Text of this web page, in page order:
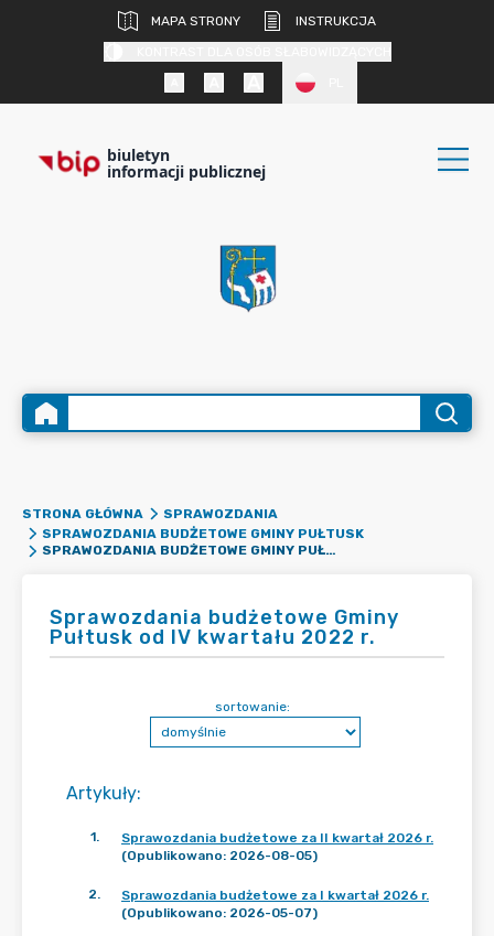
MAPA STRONY
INSTRUKCJA
biuletyn
informacji publicznej
STRONA GŁÓWNA
SPRAWOZDANIA
SPRAWOZDANIA BUDŻETOWE GMINY PUŁTUSK
SPRAWOZDANIA BUDŻETOWE GMINY PUŁTUSK OD IV KWARTAŁU 2022 R.
Sprawozdania budżetowe Gminy
Pułtusk od IV kwartału 2022 r.
Artykuły:
sortowanie:
1.
Sprawozdania budżetowe za II kwartał 2026 r.
(Opublikowano: 2026-08-05)
2.
Sprawozdania budżetowe za I kwartał 2026 r.
(Opublikowano: 2026-05-07)